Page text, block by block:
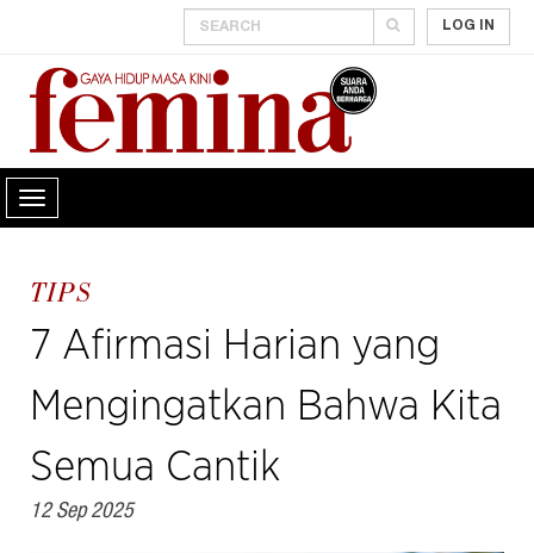
LOG IN
TIPS
7 Afirmasi Harian yang
Mengingatkan Bahwa Kita
Semua Cantik
12 Sep 2025